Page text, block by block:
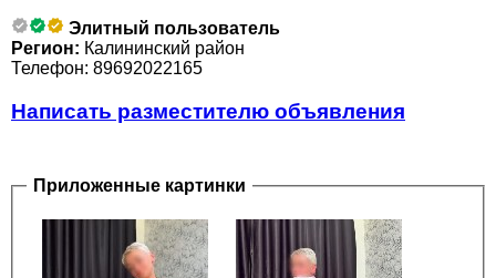
Элитный пользователь
Регион: Калининский район
Телефон: 89692022165
Написать разместителю объявления
Приложенные картинки